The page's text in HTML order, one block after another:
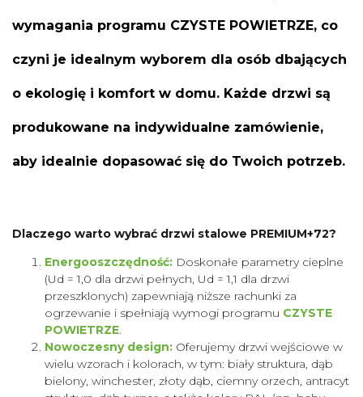
wymagania programu CZYSTE POWIETRZE, co
czyni je idealnym wyborem dla osób dbających
o ekologię i komfort w domu. Każde drzwi są
produkowane na indywidualne zamówienie,
aby idealnie dopasować się do Twoich potrzeb.
Dlaczego warto wybrać drzwi stalowe PREMIUM+72?
Energooszczędność: Doskonałe parametry cieplne
(Ud = 1,0 dla drzwi pełnych, Ud = 1,1 dla drzwi
przeszklonych) zapewniają niższe rachunki za
ogrzewanie i spełniają wymogi programu CZYSTE
POWIETRZE.
Nowoczesny design: Oferujemy drzwi wejściowe w
wielu wzorach i kolorach, w tym: biały struktura, dąb
bielony, winchester, złoty dąb, ciemny orzech, antracyt